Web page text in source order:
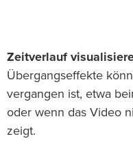
Zeitverlauf
Übergangseffekte
vergangen ist, etwa
oder wenn das Video
zeigt.